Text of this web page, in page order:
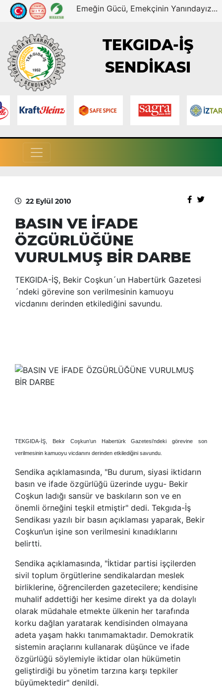
Emeğin Gücü, Emekçinin Yanındayız...
TEKGIDA-İŞ
SENDİKASI
22 Eylül 2010
BASIN VE İFADE
ÖZGÜRLÜĞÜNE
VURULMUŞ BİR DARBE
TEKGIDA-İŞ, Bekir Coşkun´un Habertürk Gazetesi
´ndeki görevine son verilmesinin kamuoyu
vicdanını derinden etkilediğini savundu.
TEKGIDA-İŞ, Bekir Coşkun’un Habertürk Gazetesi’ndeki görevine son
verilmesinin kamuoyu vicdanını derinden etkilediğini savundu.
Sendika açıklamasında, "Bu durum, siyasi iktidarın
basın ve ifade özgürlüğü üzerinde uygu- Bekir
Coşkun ladığı sansür ve baskıların son ve en
önemli örneğini teşkil etmiştir" dedi. Tekgıda-İş
Sendikası yazılı bir basın açıklaması yaparak, Bekir
Coşkun’un işine son verilmesini kınadıklarını
belirtti.
Sendika açıklamasında, "İktidar partisi işçilerden
sivil toplum örgütlerine sendikalardan meslek
birliklerine, öğrencilerden gazetecilere; kendisine
muhalif addettiği her kesime direkt ya da dolaylı
olarak müdahale etmekte ülkenin her tarafında
korku dağlan yaratarak kendisinden olmayana
adeta yaşam hakkı tanımamaktadır. Demokratik
sistemin araçlarını kullanarak düşünce ve ifade
özgürlüğü söylemiyle iktidar olan hükümetin
geliştirdiği bu yönetim tarzına karşı tepkiler
büyümektedir" denildi.